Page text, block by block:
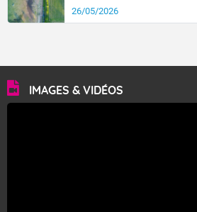
26/05/2026
IMAGES & VIDÉOS